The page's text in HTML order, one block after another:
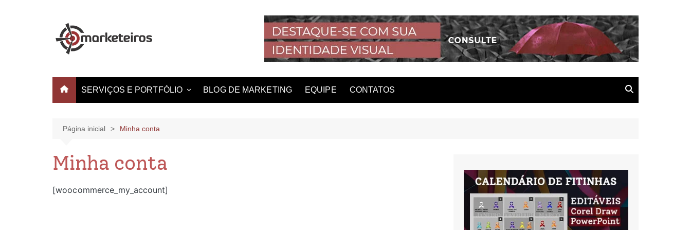
SERVIÇOS E PORTFÓLIO
Identidade Visual
Criação de Estampas
BLOG DE MARKETING EQUIPE CONTATOS
Página inicial Minha conta
Minha conta
[woocommerce_my_account]